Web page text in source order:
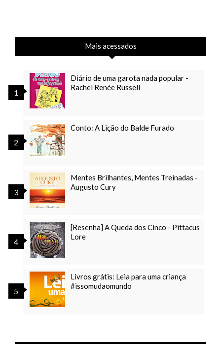
Mais acessados
Diário de uma garota nada popular -
Rachel Renée Russell
Conto: A Lição do Balde Furado
Mentes Brilhantes, Mentes Treinadas -
Augusto Cury
[Resenha] A Queda dos Cinco - Pittacus
Lore
Livros grátis: Leia para uma criança
#issomudaomundo